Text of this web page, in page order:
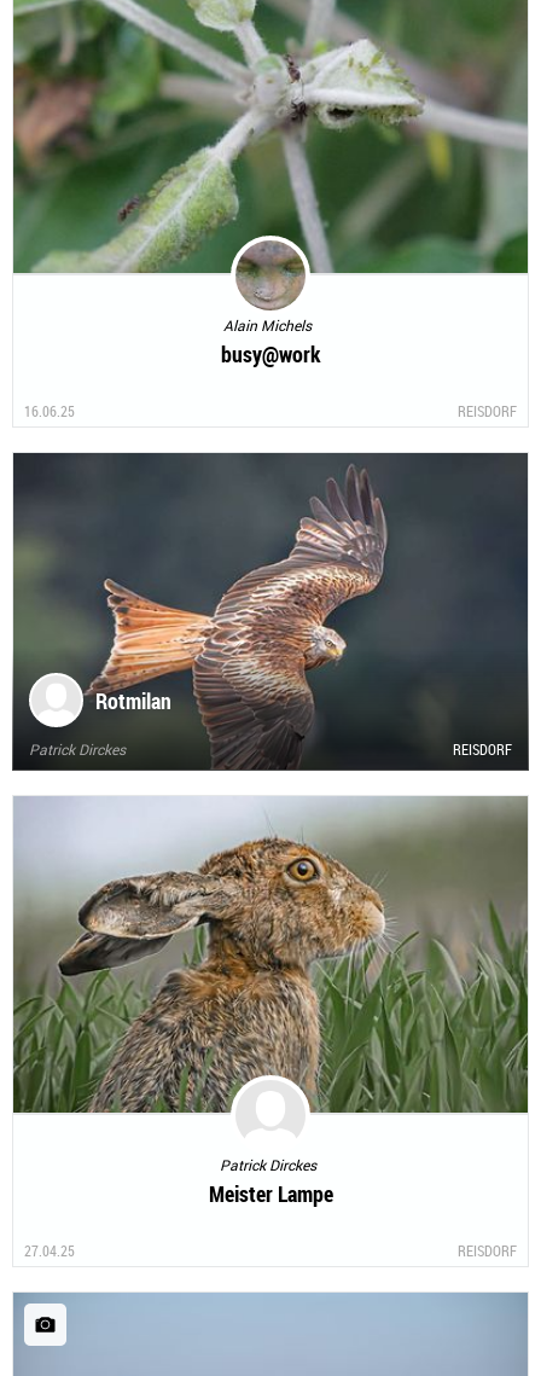
Alain Michels
busy@work
16.06.25 REISDORF
Rotmilan
Patrick Dirckes REISDORF
Patrick Dirckes
Meister Lampe
27.04.25 REISDORF